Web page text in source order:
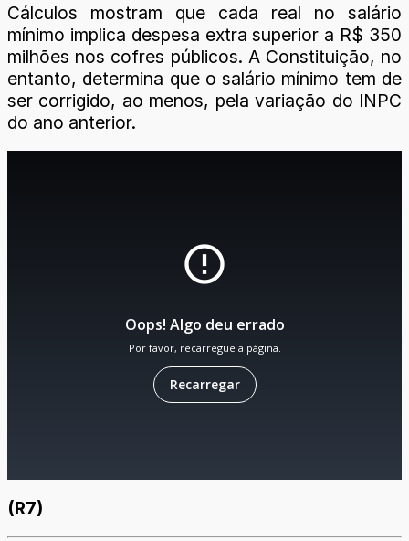
Cálculos mostram que cada real no salário
mínimo implica despesa extra superior a R$ 350
milhões nos cofres públicos. A Constituição, no
entanto, determina que o salário mínimo tem de
ser corrigido, ao menos, pela variação do INPC
do ano anterior.
(R7)